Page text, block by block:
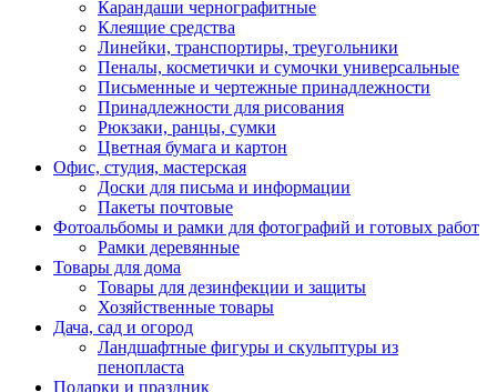
Карандаши чернографитные
Клеящие средства
Линейки, транспортиры, треугольники
Пеналы, косметички и сумочки универсальные
Письменные и чертежные принадлежности
Принадлежности для рисования
Рюкзаки, ранцы, сумки
Цветная бумага и картон
Офис, студия, мастерская
Доски для письма и информации
Пакеты почтовые
Фотоальбомы и рамки для фотографий и готовых работ
Рамки деревянные
Товары для дома
Товары для дезинфекции и защиты
Хозяйственные товары
Дача, сад и огород
Ландшафтные фигуры и скульптуры из
пенопласта
Подарки и праздник